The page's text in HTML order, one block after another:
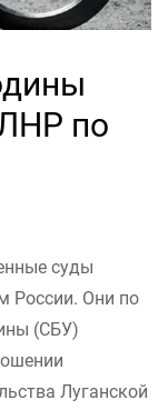
по
суды
России. Они по
(СБУ)
Луганской